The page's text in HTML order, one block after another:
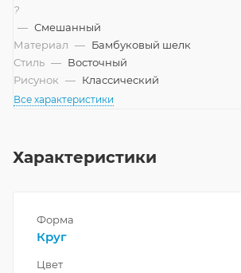
?
— Смешанный
Материал — Бамбуковый шелк
Стиль — Восточный
Рисунок — Классический
Все характеристики
Характеристики
Форма
Круг
Цвет